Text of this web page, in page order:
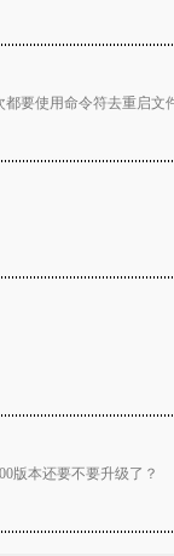
要使用命令符去重启文
版本还要不要升级了？